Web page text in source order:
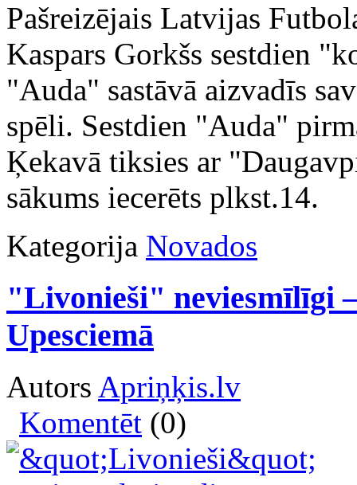
Pašreizējais Latvijas
Kaspars Gorkšs sestdien
"Auda" sastāvā aizvadīs
spēli. Sestdien "Auda"
Ķekavā tiksies ar
sākums iecerēts plkst.14.
Kategorija Novados
"Livonieši" neviesmīlīgi
Upesciemā
Autors Apriņķis.lv
Komentēt (0)